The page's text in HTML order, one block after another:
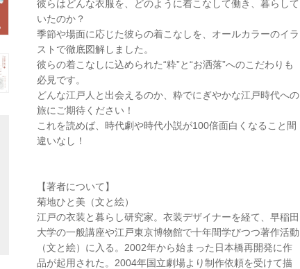
彼らはどんな衣服を、どのように着こなして働き、暮らして
いたのか？
季節や場面に応じた彼らの着こなしを、オールカラーのイラ
ストで徹底図解しました。
彼らの着こなしに込められた“粋”と“お洒落”へのこだわりも
必見です。
どんな江戸人と出会えるのか、粋でにぎやかな江戸時代への
旅にご期待ください！
これを読めば、時代劇や時代小説が100倍面白くなること間
違いなし！
【著者について】
菊地ひと美（文と絵）
江戸の衣装と暮らし研究家。衣装デザイナーを経て、早稲田
大学の一般講座や江戸東京博物館で十年間学びつつ著作活動
（文と絵）に入る。2002年から始まった日本橋再開発に作
品が起用された。2004年国立劇場より制作依頼を受けて描